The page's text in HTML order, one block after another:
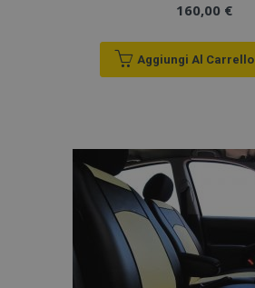
160,00 €
Aggiungi Al Carrello